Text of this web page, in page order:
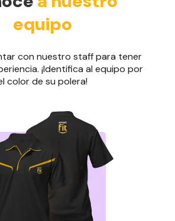
equipo
con nuestro staff para tener
¡Identifica al equipo por
color de su polera!